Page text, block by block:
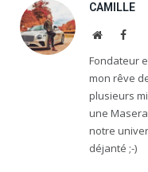
CAMILLE
Website
Fondateur
mon rêve
plusieurs
une
notre
déjanté ;-)